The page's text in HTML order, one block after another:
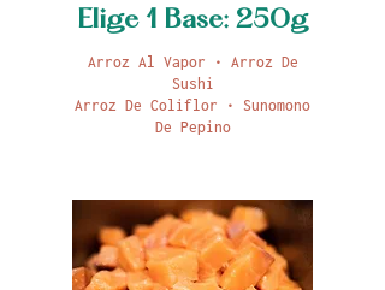
Elige 1 Base: 250g
Arroz Al Vapor • Arroz De
Sushi
Arroz De Coliflor • Sunomono
De Pepino